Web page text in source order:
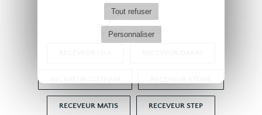
Tout refuser
Personnaliser
Voir aussi
RECEVEUR MATIS RECEVEUR STEP